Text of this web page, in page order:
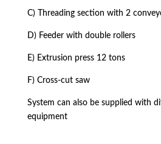
C) Threading section with 2
D) Feeder with double rollers
E) Extrusion press 12 tons
F) Cross-cut saw
System can also be supplied with
equipment